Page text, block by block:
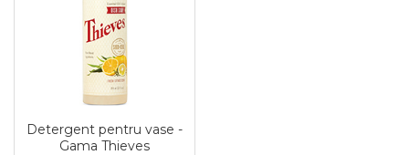
Detergent pentru vase -
Gama Thieves